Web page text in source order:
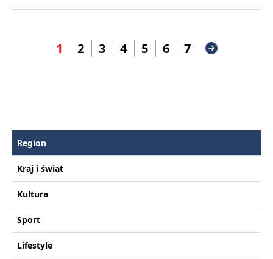
1 2 3 4 5 6 7
Region
Kraj i świat
Kultura
Sport
Lifestyle